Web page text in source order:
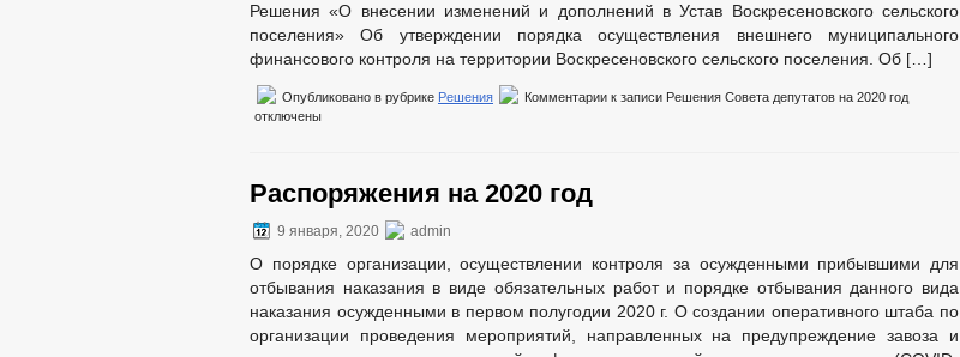
Решения «О внесении изменений и дополнений в Устав Воскресеновского сельского
поселения» Об утверждении порядка осуществления внешнего муниципального
финансового контроля на территории Воскресеновского сельского поселения. Об […]
Опубликовано в рубрике Решения Комментарии к записи Решения Совета депутатов на 2020 год
отключены
Распоряжения на 2020 год
9 января, 2020 admin
О порядке организации, осуществлении контроля за осужденными прибывшими для
отбывания наказания в виде обязательных работ и порядке отбывания данного вида
наказания осужденными в первом полугодии 2020 г. О создании оперативного штаба по
организации проведения мероприятий, направленных на предупреждение завоза и